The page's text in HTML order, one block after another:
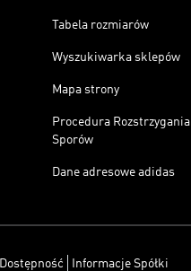
Tabela rozmiarów
Wyszukiwarka sklepów
Mapa strony
Procedura Rozstrzygania
Sporów
Dane adresowe adidas
Dostępność Informacje Spółki